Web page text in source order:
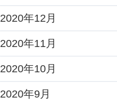
2020年12月
2020年11月
2020年10月
2020年9月